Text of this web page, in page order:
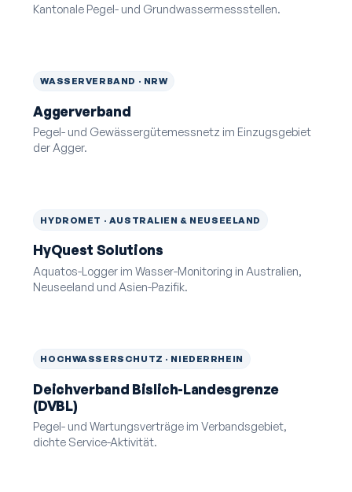
Kantonale Pegel- und Grundwasser­messstellen.
WASSERVERBAND · NRW
Aggerverband
Pegel- und Gewässergüte­messnetz im Einzugsgebiet
der Agger.
HYDROMET · AUSTRALIEN & NEUSEELAND
HyQuest Solutions
Aquatos-Logger im Wasser-Monitoring in Australien,
Neuseeland und Asien-Pazifik.
HOCHWASSERSCHUTZ · NIEDERRHEIN
Deichverband Bislich-Landesgrenze
(DVBL)
Pegel- und Wartungsverträge im Verbandsgebiet,
dichte Service-Aktivität.